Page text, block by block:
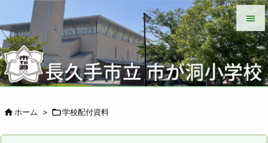


メニュ

サイド

ホーム > 学校配付資料